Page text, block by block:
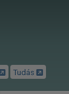
Tudás